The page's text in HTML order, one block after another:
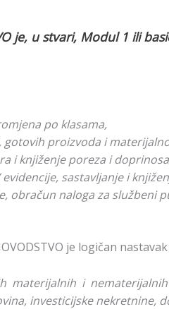
je, u stvari, Modul 1 ili
po klasama,
gotovih proizvoda i
i knjiženje poreza i
evidencije, sastavljanje i
obračun naloga za službeni
je logičan
materijalnih i
investicijske nekretnine,